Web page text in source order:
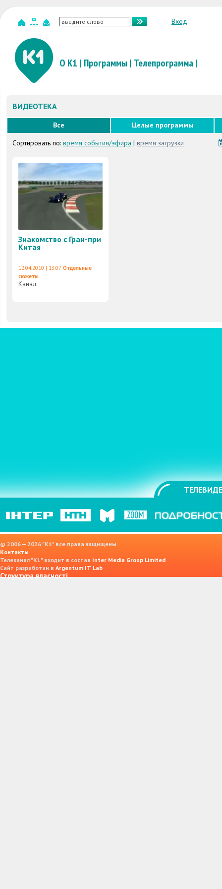
Вход
О К1 | Программы | Телепрограмма|
ВИДЕОТЕКА
Все
Целые программы
Сортировать по: время события/эфира | время загрузки
Знакомство с Гран-при
Китая
12.04.2010 | 13:07 Отдельные
сюжеты
Канал:
© 2006 — 2026 "K1" все права защищены.
Контакты
Телеканал "К1" входит в состав Inter Media Group Limited
Сайт разработан в Argentum IT Lab
Структура власності